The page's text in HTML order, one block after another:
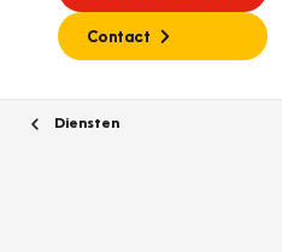
Contact
Diensten